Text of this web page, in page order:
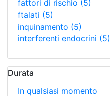
fattori di rischio (5)
ftalati (5)
inquinamento (5)
interferenti endocrini (5)
Durata
In qualsiasi momento